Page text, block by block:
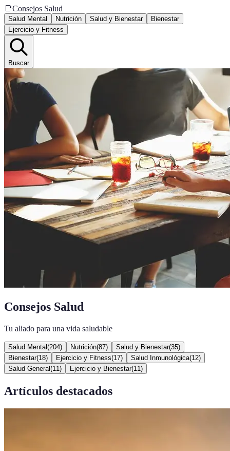
📑Consejos Salud
Salud Mental Nutrición Salud y Bienestar
Bienestar
Ejercicio y Fitness
Buscar
Consejos Salud
Tu aliado para una vida saludable
Salud Mental (204) Nutrición(87) Salud y Bienestar(35)
Bienestar(18) Ejercicio y Fitness(17) Salud Inmunológica(12)
Salud General (11 ) Ejercicio y Bienestar(11 )
Artículos destacados